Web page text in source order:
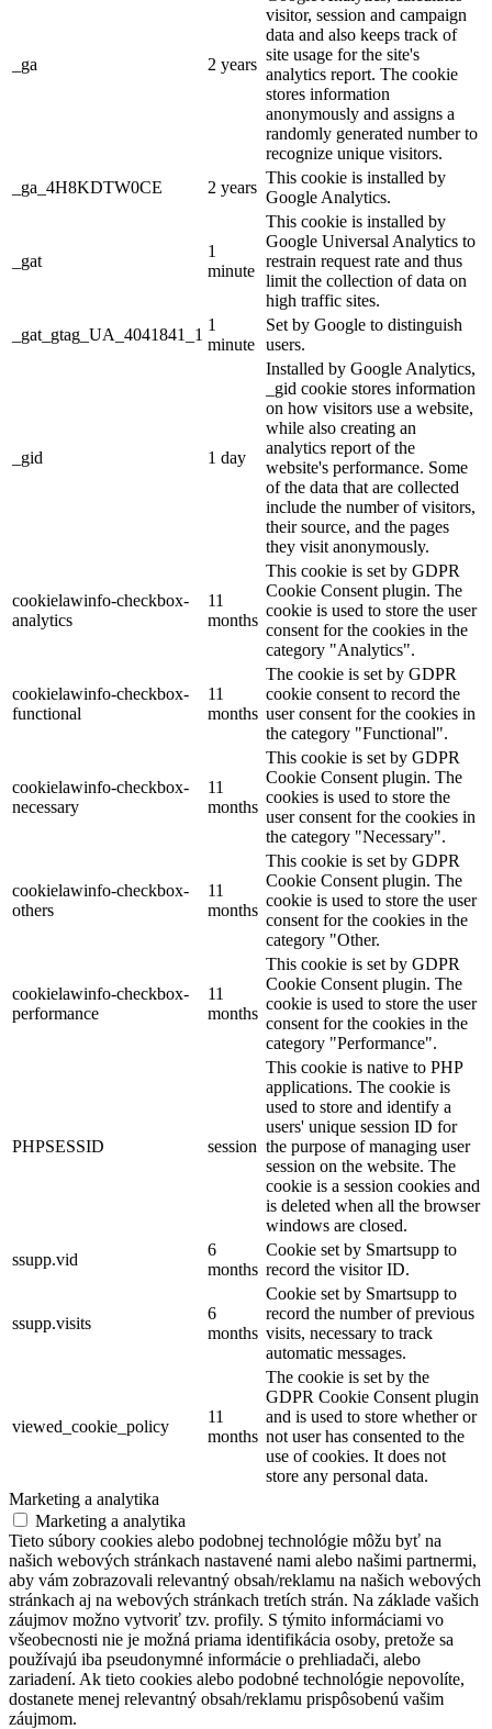
_ga 2 years
visitor, session and campaign
data and also keeps track of
site usage for the site's
analytics report. The cookie
stores information
anonymously and assigns a
randomly generated number to
recognize unique visitors.
_ga_4H8KDTW0CE
2 years
This cookie is installed by
Google Analytics.
_gat
1
minute
This cookie is installed by
Google Universal Analytics to
restrain request rate and thus
limit the collection of data on
high traffic sites.
_gat_gtag_UA_4041841_1
1
minute
Set by Google to distinguish
users.
_gid 1 day
Installed by Google Analytics,
_gid cookie stores information
on how visitors use a website,
while also creating an
analytics report of the
website's performance. Some
of the data that are collected
include the number of visitors,
their source, and the pages
they visit anonymously.
cookielawinfo-checkbox-
analytics
11
months
This cookie is set by GDPR
Cookie Consent plugin. The
cookie is used to store the user
consent for the cookies in the
category "Analytics".
cookielawinfo-checkbox-
functional
11
months
The cookie is set by GDPR
cookie consent to record the
user consent for the cookies in
the category "Functional".
cookielawinfo-checkbox-
necessary
11
months
This cookie is set by GDPR
Cookie Consent plugin. The
cookies is used to store the
user consent for the cookies in
the category "Necessary".
cookielawinfo-checkbox-
others
11
months
This cookie is set by GDPR
Cookie Consent plugin. The
cookie is used to store the user
consent for the cookies in the
category "Other.
cookielawinfo-checkbox-
performance
11
months
This cookie is set by GDPR
Cookie Consent plugin. The
cookie is used to store the user
consent for the cookies in the
category "Performance".
PHPSESSID session
This cookie is native to PHP
applications. The cookie is
used to store and identify a
users' unique session ID for
the purpose of managing user
session on the website. The
cookie is a session cookies and
is deleted when all the browser
windows are closed.
ssupp.vid
6
months
Cookie set by Smartsupp to
record the visitor ID.
ssupp.visits
6
months
Cookie set by Smartsupp to
record the number of previous
visits, necessary to track
automatic messages.
viewed_cookie_policy
11
months
The cookie is set by the
GDPR Cookie Consent plugin
and is used to store whether or
not user has consented to the
use of cookies. It does not
store any personal data.
Marketing a analytika
Marketing a analytika
Tieto súbory cookies alebo podobnej technológie môžu byť na
našich webových stránkach nastavené nami alebo našimi partnermi,
aby vám zobrazovali relevantný obsah/reklamu na našich webových
stránkach aj na webových stránkach tretích strán. Na základe vašich
záujmov možno vytvoriť tzv. profily. S týmito informáciami vo
všeobecnosti nie je možná priama identifikácia osoby, pretože sa
používajú iba pseudonymné informácie o prehliadači, alebo
zariadení. Ak tieto cookies alebo podobné technológie nepovolíte,
dostanete menej relevantný obsah/reklamu prispôsobenú vašim
záujmom.